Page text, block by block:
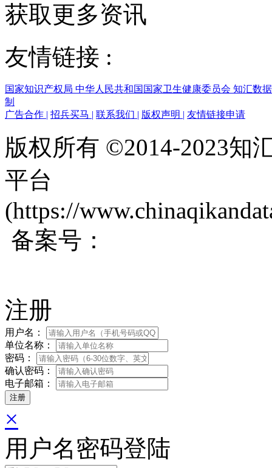
获取更多资讯
友情链接 :
国家知识产权局 中华人民共和国国家卫生健康委员会 知汇数
制
广告合作 | 招兵买马 | 联系我们 | 版权声明 | 友情链接申请
版权所有 ©2014-2023知
平台
(https://
备案号：
注册
用户名：
单位名称：
密码：
确认密码：
电子邮箱：
×
用户名密码登陆